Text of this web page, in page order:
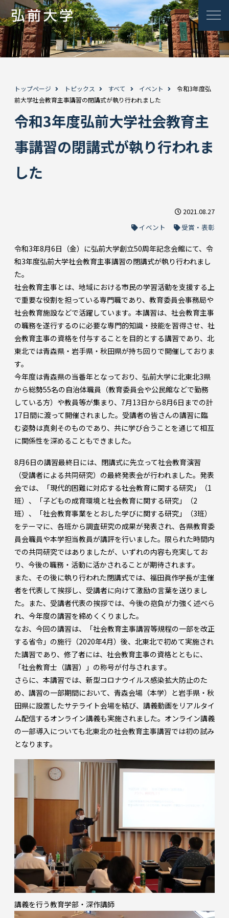
トップページ トピックス すべて イベント
令和3年度弘
前大学社会教育主事講習の閉講式が執り行われました
令和3年度弘前大学社会教育主
事講習の閉講式が執り行われま
した
2021.08.27
イベント
受賞・表彰
令和3年8月6日（金）に弘前大学創立50周年記念会館にて、令
和3年度弘前大学社会教育主事講習の閉講式が執り行われまし
た。
社会教育主事とは、地域における市民の学習活動を支援する上
で重要な役割を担っている専門職であり、教育委員会事務局や
社会教育施設などで活躍しています。本講習は、社会教育主事
の職務を遂行するのに必要な専門的知識・技能を習得させ、社
会教育主事の資格を付与することを目的とする講習であり、北
東北では青森県・岩手県・秋田県が持ち回りで開催しておりま
す。
今年度は青森県の当番年となっており、弘前大学に北東北3県
から総勢55名の自治体職員（教育委員会や公民館などで勤務
している方）や教員等が集まり、7月13日から8月6日までの計
17日間に渡って開催されました。受講者の皆さんの講習に臨
む姿勢は真剣そのものであり、共に学び合うことを通じて相互
に関係性を深めることもできました。
8月6日の講習最終日には、閉講式に先立って社会教育演習
（受講者による共同研究）の最終発表会が行われました。発表
会では、「現代的困難に対応する社会教育に関する研究」（1
班）、「子どもの成育環境と社会教育に関する研究」（2
班）、「社会教育事業をとおした学びに関する研究」（3班）
をテーマに、各班から調査研究の成果が発表され、各県教育委
員会職員や本学担当教員が講評を行いました。限られた時間内
での共同研究ではありましたが、いずれの内容も充実してお
り、今後の職務・活動に活かされることが期待されます。
また、その後に執り行われた閉講式では、福田眞作学長が主催
者を代表して挨拶し、受講者に向けて激励の言葉を送りまし
た。また、受講者代表の挨拶では、今後の抱負が力強く述べら
れ、今年度の講習を締めくくりました。
なお、今回の講習は、「社会教育主事講習等規程の一部を改正
する省令」の施行（2020年4月）後、北東北で初めて実施され
た講習であり、修了者には、社会教育主事の資格とともに、
「社会教育士（講習）」の称号が付与されます。
さらに、本講習では、新型コロナウイルス感染拡大防止のた
め、講習の一部期間において、青森会場（本学）と岩手県・秋
田県に設置したサテライト会場を結び、講義動画をリアルタイ
ム配信するオンライン講義も実施されました。オンライン講義
の一部導入についても北東北の社会教育主事講習では初の試み
となります。
講義を行う教育学部・深作講師